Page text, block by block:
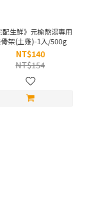
配生鮮》元榆熬湯專用
架(土雞)-1入/500g
NT$140
NT$154